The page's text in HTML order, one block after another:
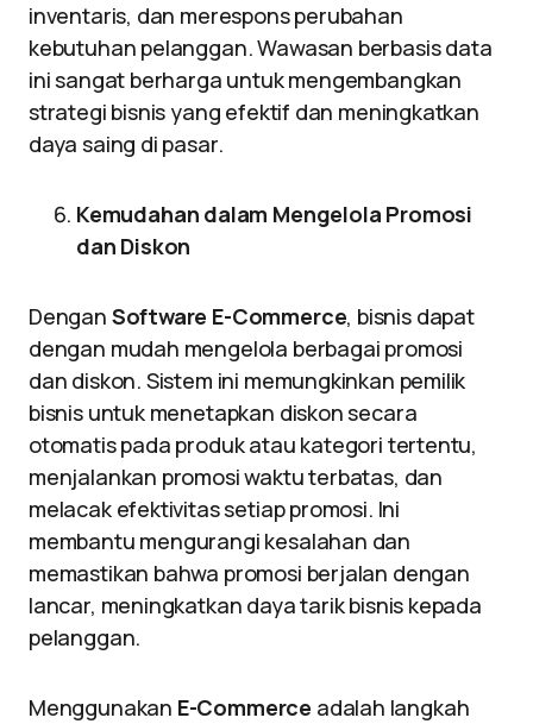
inventaris, dan merespons perubahan
kebutuhan pelanggan. Wawasan berbasis data
ini sangat berharga untuk mengembangkan
strategi bisnis yang efektif dan meningkatkan
daya saing di pasar.
Kemudahan dalam Mengelola Promosi
dan Diskon
Dengan Software E-Commerce, bisnis dapat
dengan mudah mengelola berbagai promosi
dan diskon. Sistem ini memungkinkan pemilik
bisnis untuk menetapkan diskon secara
otomatis pada produk atau kategori tertentu,
menjalankan promosi waktu terbatas, dan
melacak efektivitas setiap promosi. Ini
membantu mengurangi kesalahan dan
memastikan bahwa promosi berjalan dengan
lancar, meningkatkan daya tarik bisnis kepada
pelanggan.
Menggunakan E-Commerce adalah langkah